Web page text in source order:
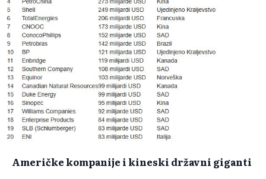
Američke kompanije i kineski državni giganti